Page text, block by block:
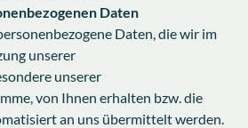
Daten
Daten, die wir im
unserer
unserer
von Ihnen erhalten bzw. die
an uns übermittelt werden.